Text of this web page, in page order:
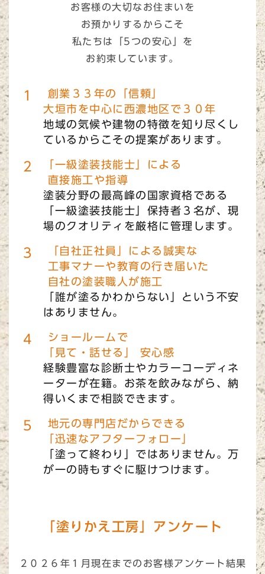
お客様の大切なお住まいを
お預かりするからこそ
私たちは「5つの安心」を
お約束しています。
創業３３年の「信頼」
大垣市を中心に西濃地区で３０年
地域の気候や建物の特徴を知り尽くし
ているからこその提案があります。
「一級塗装技能士」による
直接施工や指導
塗装分野の最高峰の国家資格である
「一級塗装技能士」保持者３名が、現
場のクオリティを厳格に管理します。
「自社正社員」による誠実な
工事マナーや教育の行き届いた
自社の塗装職人が施工
「誰が塗るかわからない」という不安
はありません。
ショールームで
「見て・話せる」 安心感
経験豊富な診断士やカラーコーディネ
ーターが在籍。お茶を飲みながら、納
得いくまで相談できます。
地元の専門店だからできる
「迅速なアフターフォロー」
「塗って終わり」ではありません。万
が一の時もすぐに駆けつけます。
「塗りかえ工房」アンケート
２０２６年１月現在までのお客様アンケート結果